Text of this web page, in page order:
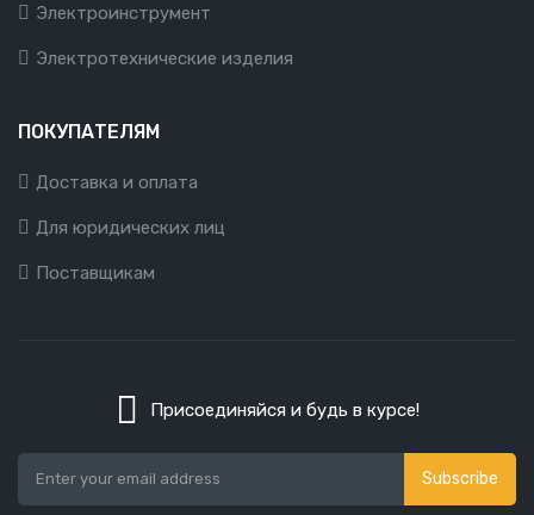
Электроинструмент
Электротехнические изделия
ПОКУПАТЕЛЯМ
Доставка и оплата
Для юридических лиц
Поставщикам
Присоединяйся и будь в курсе!
Subscribe